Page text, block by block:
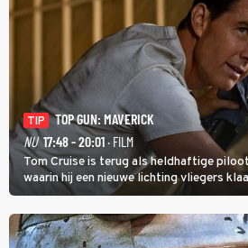
TIP
TOP GUN: MAVERICK
NU 17:48 - 20:01· FILM
Tom Cruise is terug als heldhaftige
waarin hij een nieuwe lichting vliegers
werk.